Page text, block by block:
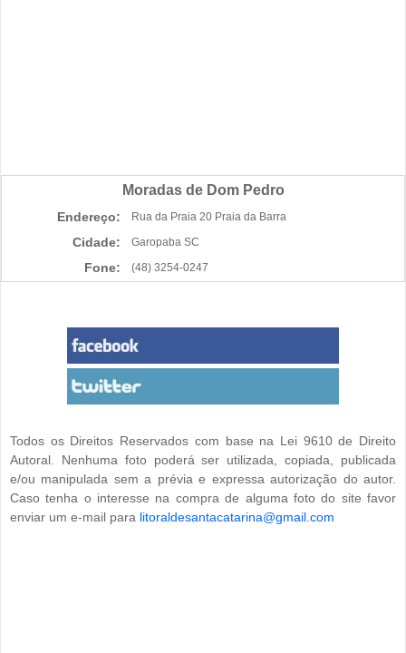
Moradas de Dom Pedro
Endereço: Rua da Praia 20 Praia da Barra
Cidade: Garopaba SC
Fone: (48) 3254-0247
Todos os Direitos Reservados com base na Lei 9610 de Direito
Autoral. Nenhuma foto poderá ser utilizada, copiada, publicada
e/ou manipulada sem a prévia e expressa autorização do autor.
Caso tenha o interesse na compra de alguma foto do site favor
enviar um e-mail para litoraldesantacatarina@gmail.com